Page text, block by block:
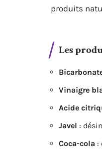
produits
Les
Vinaigre
Acide
Javel :
Coca-cola :